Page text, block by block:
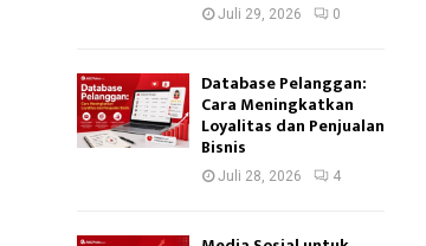
Juli 29, 2026 0
Database Pelanggan:
Cara Meningkatkan
Loyalitas dan Penjualan
Bisnis
Juli 28, 2026 4